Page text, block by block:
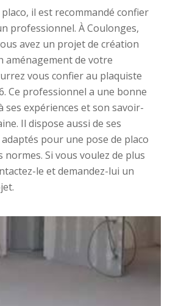
il est recommandé confier
professionnel. À Coulonges,
avez un projet de création
aménagement de votre
vous confier au plaquiste
Ce professionnel a une bonne
ses expériences et son savoir-
Il dispose aussi de ses
pour une pose de placo
normes. Si vous voulez de plus
le et demandez-lui un